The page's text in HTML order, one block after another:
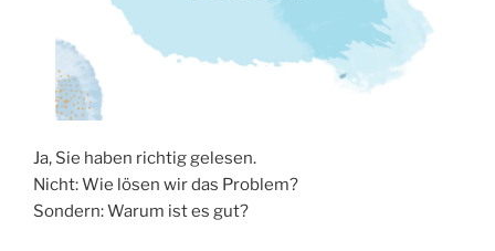
Ja, Sie haben richtig gelesen.
Nicht: Wie lösen wir das Problem?
Sondern: Warum ist es gut?